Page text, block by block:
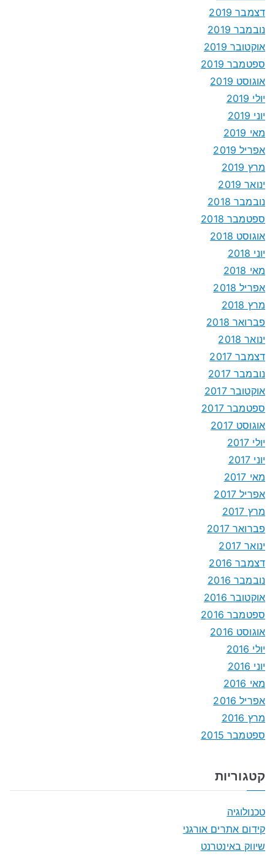
דצמבר 2019
נובמבר 2019
אוקטובר 2019
ספטמבר 2019
אוגוסט 2019
יולי 2019
יוני 2019
מאי 2019
אפריל 2019
מרץ 2019
ינואר 2019
נובמבר 2018
ספטמבר 2018
אוגוסט 2018
יוני 2018
מאי 2018
אפריל 2018
מרץ 2018
פברואר 2018
ינואר 2018
דצמבר 2017
נובמבר 2017
אוקטובר 2017
ספטמבר 2017
אוגוסט 2017
יולי 2017
יוני 2017
מאי 2017
אפריל 2017
מרץ 2017
פברואר 2017
ינואר 2017
דצמבר 2016
נובמבר 2016
אוקטובר 2016
ספטמבר 2016
אוגוסט 2016
יולי 2016
יוני 2016
מאי 2016
אפריל 2016
מרץ 2016
ספטמבר 2015
קטגוריות
טכנולוגיה
קידום אתרים אורגני
שיווק באינטרנט